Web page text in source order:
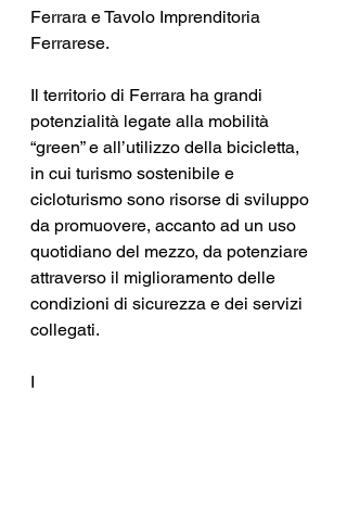
Ferrara e Tavolo Imprenditoria
Ferrarese.
Il territorio di Ferrara ha grandi
potenzialità legate alla mobilità
“green” e all’utilizzo della bicicletta,
in cui turismo sostenibile e
cicloturismo sono risorse di sviluppo
da promuovere, accanto ad un uso
quotidiano del mezzo, da potenziare
attraverso il miglioramento delle
condizioni di sicurezza e dei servizi
collegati.
I